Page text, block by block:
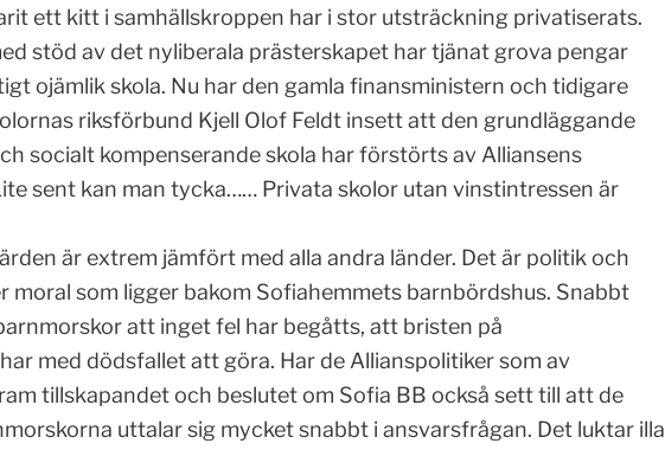
ett kitt i samhällskroppen har i stor utsträckning privatiserats.
stöd av det nyliberala prästerskapet har tjänat grova pengar
ojämlik skola. Nu har den gamla finansministern och tidigare
riksförbund Kjell Olof Feldt insett att den grundläggande
socialt kompenserande skola har förstörts av Alliansens
sent kan man tycka…… Privata skolor utan vinstintressen är
är extrem jämfört med alla andra länder. Det är politik och
moral som ligger bakom Sofiahemmets barnbördshus. Snabbt
att inget fel har begåtts, att bristen på
med dödsfallet att göra. Har de Allianspolitiker som av
tillskapandet och beslutet om Sofia BB också sett till att de
uttalar sig mycket snabbt i ansvarsfrågan. Det luktar illa